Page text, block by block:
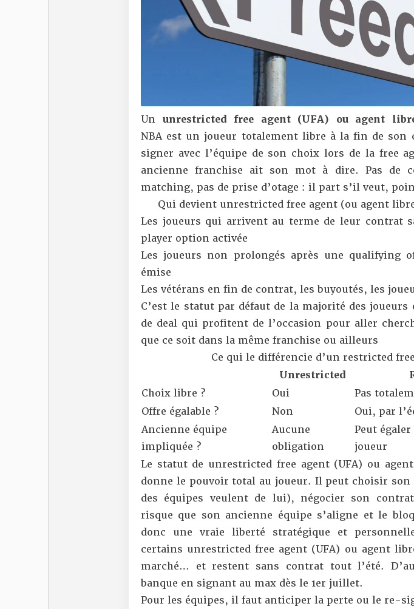
Un unrestricted free agent (UFA) ou agent
NBA est un joueur totalement libre à la fin de son
signer avec l’équipe de son choix lors de la free
ancienne franchise ait son mot à dire. Pas de
matching, pas de prise d’otage : il part s’il veut,
Qui devient unrestricted free agent (ou agent
Les joueurs qui arrivent au terme de leur contrat
player option activée
Les joueurs non prolongés après une qualifying
émise
Les vétérans en fin de contrat, les buyoutés, les
C’est le statut par défaut de la majorité des
de deal qui profitent de l’occasion pour aller
que ce soit dans la même franchise ou ailleurs
Ce qui le différencie d’un restricted
Unrestricted
Choix libre ?
Oui
Pas
Offre égalable ?
Non
Oui, par
Ancienne équipe
impliquée ?
Aucune
obligation
Peut
joueur
Le statut de unrestricted free agent (UFA) ou
donne le pouvoir total au joueur. Il peut choisir
des équipes veulent de lui), négocier son
risque que son ancienne équipe s’aligne et le
donc une vraie liberté stratégique et
certains unrestricted free agent (UFA) ou agent
marché… et restent sans contrat tout l’été.
banque en signant au max dès le 1er juillet.
Pour les équipes, il faut anticiper la perte ou le re-